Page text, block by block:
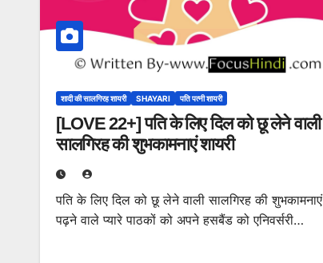
शादी की सालगिरह शायरी SHAYARI पति पत्नी शायरी
[LOVE 22+] पति के लिए दिल को छू लेने वाली
सालगिरह की शुभकामनाएं शायरी
पति के लिए दिल को छू लेने वाली सालगिरह की शुभकामनाएं
पढ़ने वाले प्यारे पाठकों को अपने हसबैंड को एनिवर्सरी…